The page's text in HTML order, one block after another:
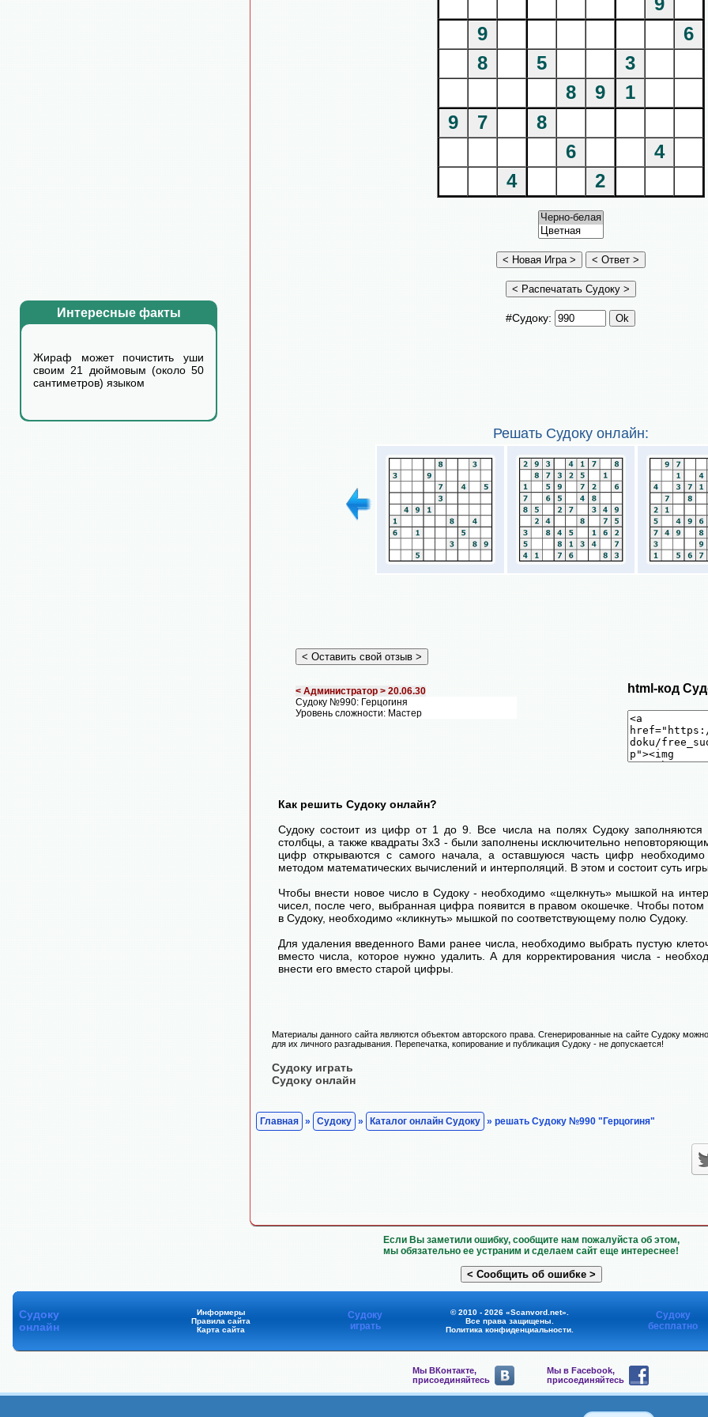
Интересные факты
Жираф может почистить уши
своим 21 дюймовым (около 50
сантиметров) языком
9
6
8
5
3
8
9
1
9
7
8
6
4
4
2
#Судоку:
Решать Судоку онлайн:
< Администратор > 20.06.30
Судоку №990: Герцогиня
Уровень сложности: Мастер
html-код
Как решить Судоку онлайн?
Судоку состоит из цифр от 1 до 9. Все числа на полях Судоку
столбцы, а также квадраты 3х3 - были заполнены исключительно
цифр открываются с самого начала, а оставшуюся часть цифр необходимо
методом математических вычислений и интерполяций. В этом и состоит суть
Чтобы внести новое число в Судоку - необходимо «щелкнуть» мышкой на
чисел, после чего, выбранная цифра появится в правом окошечке. Чтобы
в Судоку, необходимо «кликнуть» мышкой по соответствующему полю Судоку.
Для удаления введенного Вами ранее числа, необходимо выбрать пустую
вместо числа, которое нужно удалить. А для корректирования числа -
внести его вместо старой цифры.
Материалы данного сайта являются объектом авторского права. Сгенерированные на сайте Судоку
для их личного разгадывания. Перепечатка, копирование и публикация Судоку - не допускается!
Судоку играть
Судоку онлайн
Главная » Судоку » Каталог онлайн Судоку » решать Судоку №990 "Герцогиня"
Если Вы заметили ошибку, сообщите нам пожалуйста об этом,
мы обязательно ее устраним и сделаем сайт еще интереснее!
Судоку
онлайн
Информеры
Правила сайта
Карта сайта
Судоку
играть
© 2010 - 2026 «Scanvord.net».
Все права защищены.
Политика конфиденциальности.
Судоку
бесплатно
Мы ВКонтакте,
присоединяйтесь
Мы в Facebook,
присоединяйтесь
присоединяйтесь